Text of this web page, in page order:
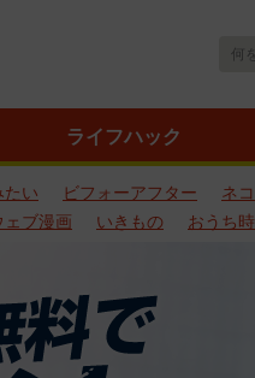
ライフハック
たい ビフォーアフター ネコ
ェブ漫画 いきもの おうち